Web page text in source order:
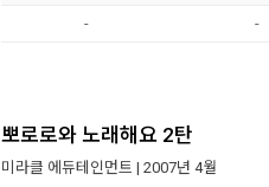
- -
뽀로로와 노래해요 2탄
미라클 에듀테인먼트 | 2007년 4월